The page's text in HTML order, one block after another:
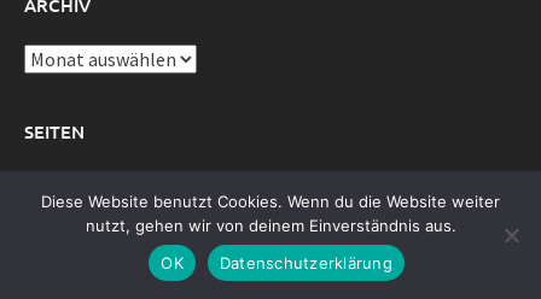
ARCHIV
Archiv
SEITEN
Diese Website benutzt Cookies. Wenn du die Website weiter
nutzt, gehen wir von deinem Einverständnis aus.
OK
Datenschutzerklärung